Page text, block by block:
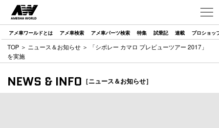
アメ車ワールドとは アメ車検索 アメ車パーツ検索 特集 試乗記 連載 プロショッ
TOP ＞ ニュース＆お知らせ ＞ 「シボレー カマロ プレビューツアー 2017」
を実施
NEWS & INFO ［ニュース＆お知らせ］